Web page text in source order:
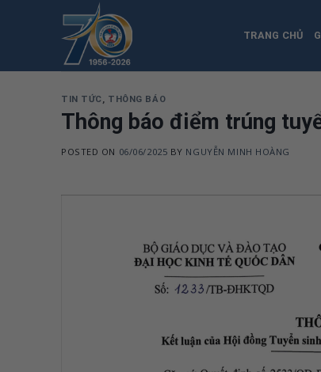
TRANG CHỦ
TIN TỨC , THÔNG BÁO
Thông báo điểm trúng
POSTED ON 06/06/2025 BY NGUYỄN MINH HOÀNG